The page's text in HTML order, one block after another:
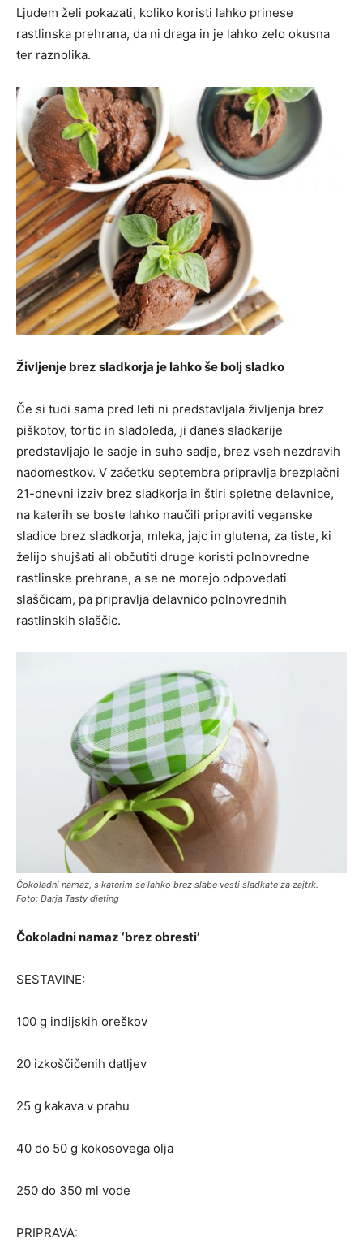
Ljudem želi pokazati, koliko koristi lahko prinese
rastlinska prehrana, da ni draga in je lahko zelo okusna
ter raznolika.
Življenje brez sladkorja je lahko še bolj sladko
Če si tudi sama pred leti ni predstavljala življenja brez
piškotov, tortic in sladoleda, ji danes sladkarije
predstavljajo le sadje in suho sadje, brez vseh nezdravih
nadomestkov. V začetku septembra pripravlja brezplačni
21-dnevni izziv brez sladkorja in štiri spletne delavnice,
na katerih se boste lahko naučili pripraviti veganske
sladice brez sladkorja, mleka, jajc in glutena, za tiste, ki
želijo shujšati ali občutiti druge koristi polnovredne
rastlinske prehrane, a se ne morejo odpovedati
slaščicam, pa pripravlja delavnico polnovrednih
rastlinskih slaščic.
Čokoladni namaz, s katerim se lahko brez slabe vesti sladkate za zajtrk.
Foto: Darja Tasty dieting
Čokoladni namaz ‘brez obresti’
SESTAVINE:
100 g indijskih oreškov
20 izkoščičenih datljev
25 g kakava v prahu
40 do 50 g kokosovega olja
250 do 350 ml vode
PRIPRAVA: